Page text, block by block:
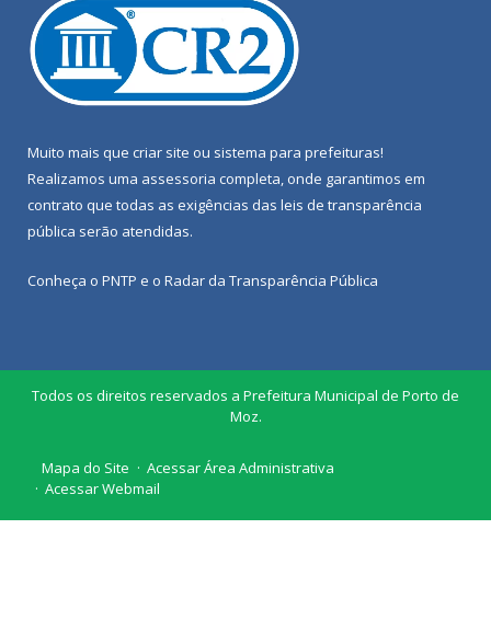
Muito mais que criar site ou sistema para prefeituras!
Realizamos uma assessoria completa, onde garantimos em
contrato que todas as exigências das leis de transparência
pública serão atendidas.
Conheça o PNTP e o Radar da Transparência Pública
Todos os direitos reservados a Prefeitura Municipal de Porto de
Moz.
Mapa do Site
Acessar Área Administrativa
Acessar Webmail